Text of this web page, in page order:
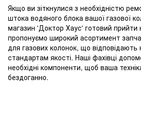
Якщо ви зіткнулися з необхідністю
штока водяного блока вашої газової
магазин 'Доктор Хаус' готовий
пропонуємо широкий асортимент
для газових колонок, що
стандартам якості. Наші фахівці
необхідні компоненти, щоб ваша
бездоганно.